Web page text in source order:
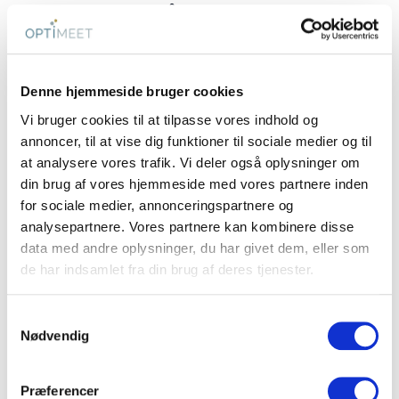
Denne hjemmeside bruger cookies
Vi bruger cookies til at tilpasse vores indhold og
annoncer, til at vise dig funktioner til sociale medier og til
at analysere vores trafik. Vi deler også oplysninger om
din brug af vores hjemmeside med vores partnere inden
for sociale medier, annonceringspartnere og
analysepartnere. Vores partnere kan kombinere disse
data med andre oplysninger, du har givet dem, eller som
de har indsamlet fra din brug af deres tjenester.
Nødvendig
Præferencer
kælderen, hvor der både er bad og mulighed for
at hænge sit cykeltøj. I forbindelse med
omklædningsfaciliteterne er der desuden en
infrarød sauna.
Det sociale aspekt prioriteres
På KolleKolle oplever de ofte at møde- eller
konferencedeltagere gerne vil have et sted, hvor
de om aftenen kan sidde for sig selv, så også det
sociale aspekt prioriteres, påpeger Berit K. Leth:
”Det ønske kan vi nu opfylde i den nyrenoverede
kælder med vores selvbetjenings Loungebar med
shuffleboard, cornhole og bordfodbold. Her har
hygge sig i komfortable omgivelser.”